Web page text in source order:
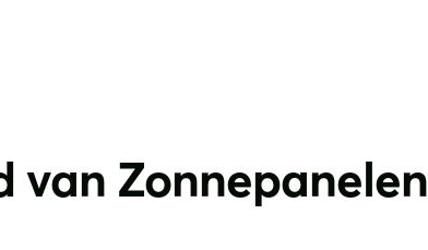
van Zonnepanelen